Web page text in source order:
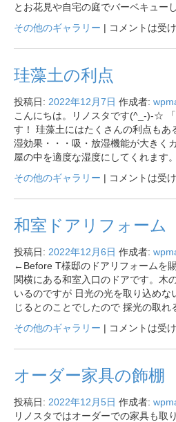
とお花見や自宅の庭でバーベキュー
その他のギャラリー | コメントは受
珪藻土の利点
投稿日: 2022年12月7日 作成者:
こんにちは。リノスタです(^_-)-☆
す！ 珪藻土にはたくさんの利点もあ
湿効果・・・吸・放湿機能が大きく
屋の中を適度な湿度にしてくれます
その他のギャラリー | コメントは受
和室ドアリフォーム
投稿日: 2022年12月6日 作成者:
←Before T様邸のドアリフォームを
関横にある和室入口のドアです。木
いるのですが 日光の光を取り込めな
じるとのことでしたので 採光の取れ
その他のギャラリー | コメントは受
オーダー家具の飾棚
投稿日: 2022年12月5日 作成者:
リノスタではオーダーでの家具も取